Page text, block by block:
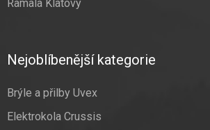
Ramala Klatovy
Nejoblíbenější kategorie
Brýle a přilby Uvex
Elektrokola Crussis